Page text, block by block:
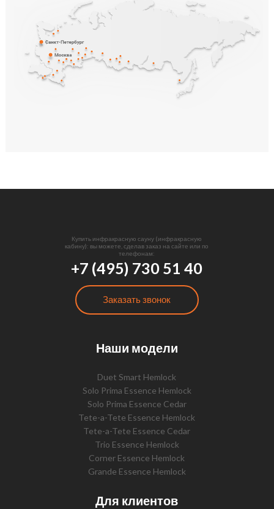
Купить инфракрасную сауну (инфракрасную
кабину): вы можете, сделав заказ на сайте или по
телефонам:
+7 (495) 730 51 40
Заказать звонок
Наши модели
Duet Smart Hemlock
Solo Prima Essence Hemlock
Solo Prima Essence Cedar
Tete-a-Tete Essence Hemlock
Tete-a-Tete Essence Cedar
Trio Essence Hemlock
Corner Essence Hemlock
Grande Essence Hemlock
Для клиентов